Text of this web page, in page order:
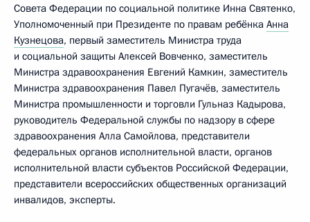
Совета Федерации по социальной политике Инна Святенко,
Уполномоченный при Президенте по правам ребёнка Анна
Кузнецова, первый заместитель Министра труда
и социальной защиты Алексей Вовченко, заместитель
Министра здравоохранения Евгений Камкин, заместитель
Министра здравоохранения Павел Пугачёв, заместитель
Министра промышленности и торговли Гульназ Кадырова,
руководитель Федеральной службы по надзору в сфере
здравоохранения Алла Самойлова, представители
федеральных органов исполнительной власти, органов
исполнительной власти субъектов Российской Федерации,
представители всероссийских общественных организаций
инвалидов, эксперты.